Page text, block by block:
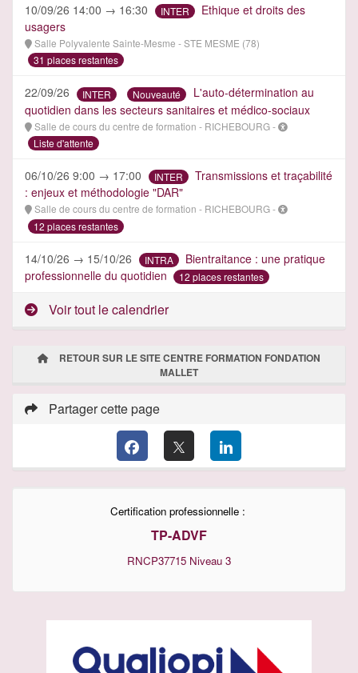
10/09/26 14:00 → 16:30 INTER
Ethique et droits des
usagers
Salle Polyvalente Sainte-Mesme - STE MESME (78)
31 places restantes
22/09/26 INTER Nouveauté
L'auto-détermination au
quotidien dans les secteurs sanitaires et médico-sociaux
Salle de cours du centre de formation - RICHEBOURG -
Liste d'attente
06/10/26 9:00 → 17:00 INTER
Transmissions et traçabilité
: enjeux et méthodologie "DAR"
Salle de cours du centre de formation - RICHEBOURG -
12 places restantes
14/10/26 → 15/10/26 INTRA
Bientraitance : une pratique
professionnelle du quotidien
12 places restantes
Voir tout le calendrier
RETOUR SUR LE SITE CENTRE FORMATION FONDATION
MALLET
Partager cette page
Certification professionnelle :
TP-ADVF
RNCP37715 Niveau 3